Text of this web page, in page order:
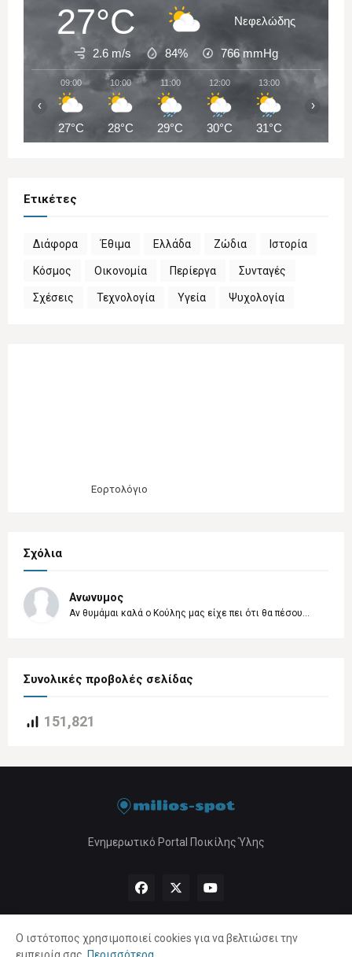
27°C Νεφελώδης
2.6 m/s 84% 766 mmHg
09:00
27°C
10:00
28°C
11:00
29°C
12:00
30°C
13:00
31°C
14:00
‹ ›
Ετικέτες
Διάφορα Έθιμα Ελλάδα Ζώδια Ιστορία
Κόσμος Οικονομία Περίεργα Συνταγές
Σχέσεις Τεχνολογία Υγεία Ψυχολογία
Εορτολόγιο
Σχόλια
Ανωνυμος
Αν θυμάμαι καλά ο Κούλης μας είχε πει ότι θα πέσου...
Συνολικές προβολές σελίδας
151,821
Ενημερωτικό Portal Ποικίλης Ύλης
Ο ιστότοπος χρησιμοποιεί cookies για να βελτιώσει την